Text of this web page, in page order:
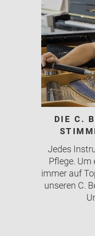
DIE C.
Jedes
Pflege. Um
immer auf
unseren C.